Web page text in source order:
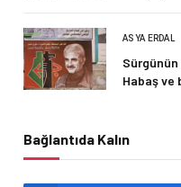
ASYA ERDAL
Habaş ve
Bağlantıda Kalın